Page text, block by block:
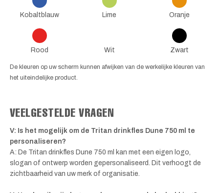
Kobaltblauw Lime Oranje
Rood Wit Zwart
De kleuren op uw scherm kunnen afwijken van de werkelijke kleuren van
het uiteindelijke product.
VEELGESTELDE VRAGEN
V: Is het mogelijk om de Tritan drinkfles Dune 750 ml te
personaliseren?
A: De Tritan drinkfles Dune 750 ml kan met een eigen logo,
slogan of ontwerp worden gepersonaliseerd. Dit verhoogt de
zichtbaarheid van uw merk of organisatie.